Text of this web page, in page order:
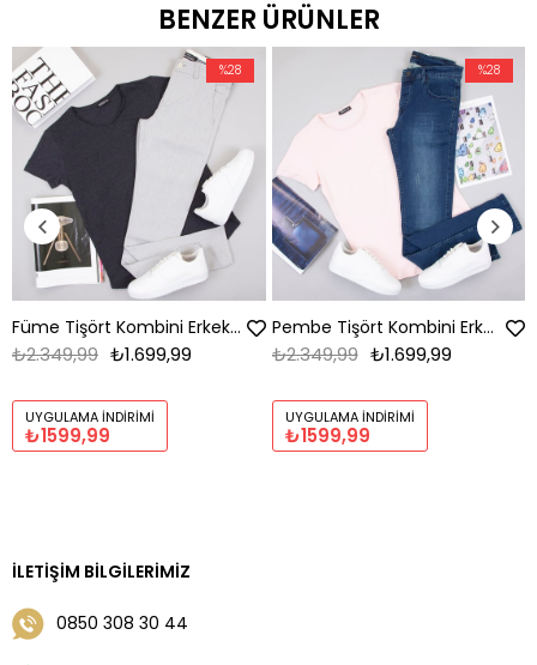
BENZER ÜRÜNLER
Füme Tişört Kombini Erkek | Slim Fit Şık Komple Set
₺1.699,99
₺2.349,99
UYGULAMA İNDIRIMI
₺1599,99
%28
Pembe Tişört Kombini Erkek | Slim Fit Şık Komple Set
₺1.699,99
₺2.349,99
UYGULAMA İNDIRIMI
₺1599,99
%28
İLETIŞIM BILGILERIMIZ
0850 308 30 44